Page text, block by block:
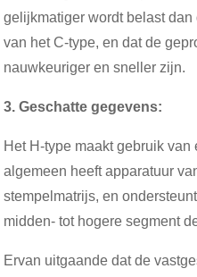
gelijkmatiger wordt belast
van het C-type, en dat de
nauwkeuriger en sneller zijn.
3. Geschatte gegevens:
Het H-type maakt gebruik
algemeen heeft apparatuur
stempelmatrijs, en
midden- tot hogere segment
Ervan uitgaande dat de